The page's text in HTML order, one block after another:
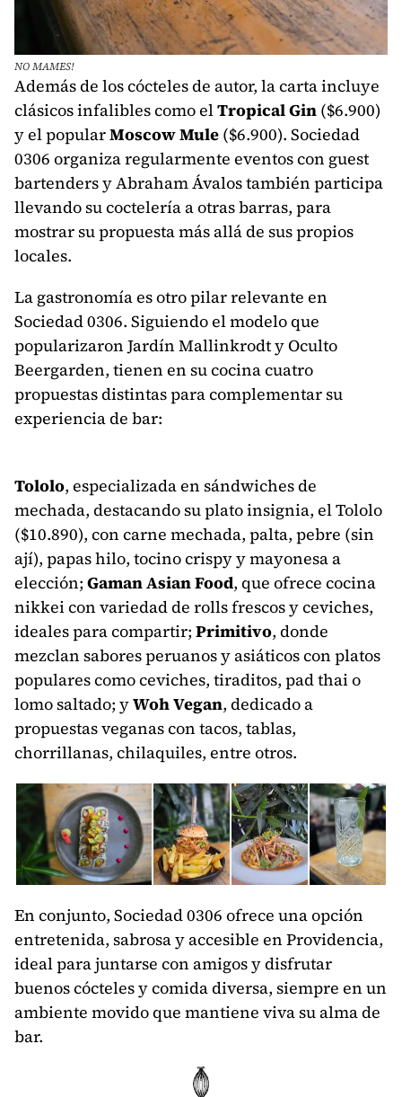
NO MAMES!
Además de los cócteles de autor, la carta incluye
clásicos infalibles como elTropical Gin ($6.900)
y el popularMoscow Mule ($6.900). Sociedad
0306 organiza regularmente eventos con guest
bartenders y Abraham Ávalos también participa
llevando su coctelería a otras barras, para
mostrar su propuesta más allá de sus propios
locales.
La gastronomía es otro pilar relevante en
Sociedad 0306. Siguiendo el modelo que
popularizaron Jardín Mallinkrodt y Oculto
Beergarden, tienen en su cocina cuatro
propuestas distintas para complementar su
experiencia de bar:
Tololo, especializada en sándwiches de
mechada, destacando su plato insignia, el Tololo
($10.890), con carne mechada, palta, pebre (sin
ají), papas hilo, tocino crispy y mayonesa a
elección; Gaman Asian Food, que ofrece cocina
nikkei con variedad de rolls frescos y ceviches,
ideales para compartir; Primitivo, donde
mezclan sabores peruanos y asiáticos con platos
populares como ceviches, tiraditos, pad thai o
lomo saltado; yWoh Vegan, dedicado a
propuestas veganas con tacos, tablas,
chorrillanas, chilaquiles, entre otros.
En conjunto, Sociedad 0306 ofrece una opción
entretenida, sabrosa y accesible en Providencia,
ideal para juntarse con amigos y disfrutar
buenos cócteles y comida diversa, siempre en un
ambiente movido que mantiene viva su alma de
bar.